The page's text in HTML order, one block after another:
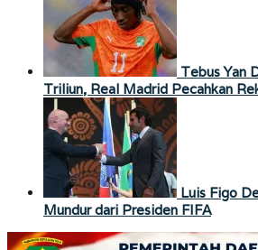
Tebus Yan
Triliun, Real Madrid Pecahkan
Luis Figo
Mundur dari Presiden FIFA